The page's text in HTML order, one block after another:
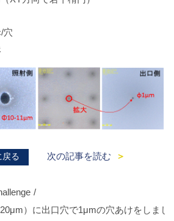
戻る 次の記事を読む
）に出口穴で1μmの穴あけをしまし